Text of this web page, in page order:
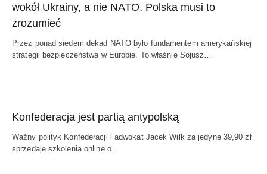
wokół Ukrainy, a nie NATO. Polska musi to
zrozumieć
Przez ponad siedem dekad NATO było fundamentem amerykańskiej
strategii bezpieczeństwa w Europie. To właśnie Sojusz…
Konfederacja jest partią antypolską
Ważny polityk Konfederacji i adwokat Jacek Wilk za jedyne 39,90 zł
sprzedaje szkolenia online o…